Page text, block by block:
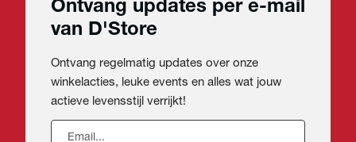
Ontvang updates per e-mail
van D'Store
Ontvang regelmatig updates over onze
winkelacties, leuke events en alles wat jouw
actieve levensstijl verrijkt!